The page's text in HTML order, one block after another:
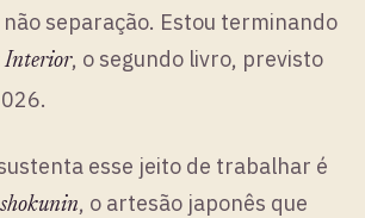
separação. Estou terminando
Interior, o segundo livro, previsto
esse jeito de trabalhar é
shokunin, o artesão japonês que